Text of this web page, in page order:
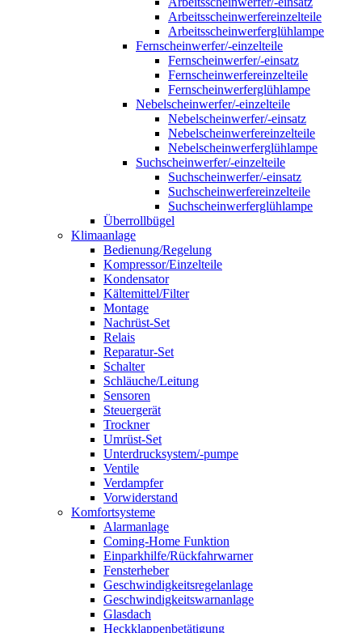
Arbeitsscheinwerfereinzelteile
Arbeitsscheinwerferglühlampe
Fernscheinwerfer/-einzelteile
Fernscheinwerfer/-einsatz
Fernscheinwerfereinzelteile
Fernscheinwerferglühlampe
Nebelscheinwerfer/-einzelteile
Nebelscheinwerfer/-einsatz
Nebelscheinwerfereinzelteile
Nebelscheinwerferglühlampe
Suchscheinwerfer/-einzelteile
Suchscheinwerfer/-einsatz
Suchscheinwerfereinzelteile
Suchscheinwerferglühlampe
Überrollbügel
Klimaanlage
Bedienung/Regelung
Kompressor/Einzelteile
Kondensator
Kältemittel/Filter
Montage
Nachrüst-Set
Relais
Reparatur-Set
Schalter
Schläuche/Leitung
Sensoren
Steuergerät
Trockner
Umrüst-Set
Unterdrucksystem/-pumpe
Ventile
Verdampfer
Vorwiderstand
Komfortsysteme
Alarmanlage
Coming-Home Funktion
Einparkhilfe/Rückfahrwarner
Fensterheber
Geschwindigkeitsregelanlage
Geschwindigkeitswarnanlage
Glasdach
Heckklappenbetätigung